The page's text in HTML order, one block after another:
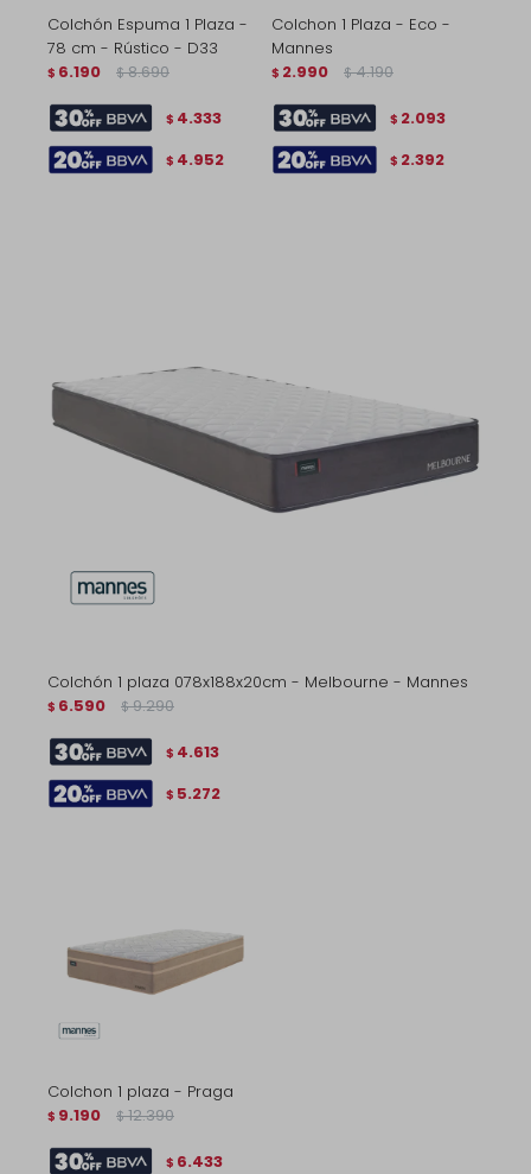
Colchón Espuma 1 Plaza -
78 cm - Rústico - D33
$ 6.190 $ 8.690
$ 4.333
$ 4.952
Colchon 1 Plaza - Eco -
Mannes
$ 2.990 $ 4.190
$ 2.093
$ 2.392
Colchón 1 plaza 078x188x20cm - Melbourne - Mannes
$ 6.590 $ 9.290
$ 4.613
$ 5.272
Colchon 1 plaza - Praga
$ 9.190 $ 12.390
$ 6.433